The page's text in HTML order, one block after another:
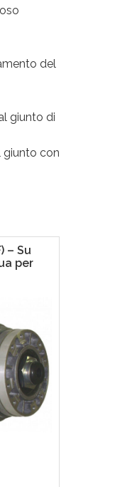
del
giunto di
giunto con
– Su
per